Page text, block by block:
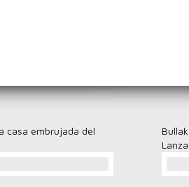
Domicilio
Fortaleza de San
casa embrujada del